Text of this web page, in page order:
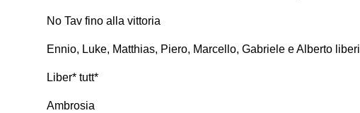
No Tav fino alla vittoria
Ennio, Luke, Matthias, Piero, Marcello, Gabriele e Alberto liberi
Liber* tutt*
Ambrosia